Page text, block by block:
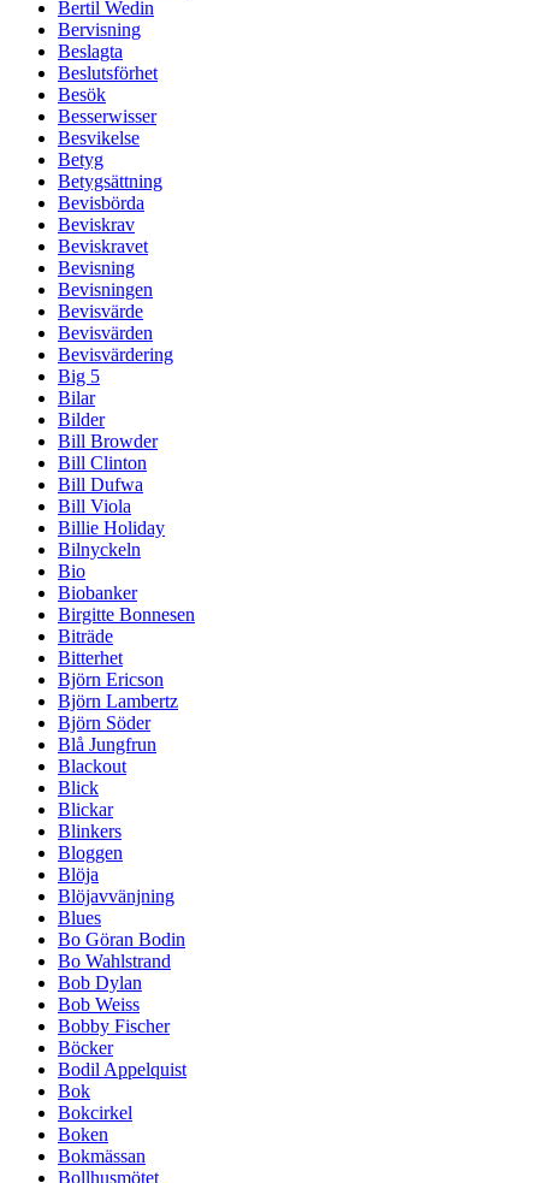
Bertil Wedin
Bervisning
Beslagta
Beslutsförhet
Besök
Besserwisser
Besvikelse
Betyg
Betygsättning
Bevisbörda
Beviskrav
Beviskravet
Bevisning
Bevisningen
Bevisvärde
Bevisvärden
Bevisvärdering
Big 5
Bilar
Bilder
Bill Browder
Bill Clinton
Bill Dufwa
Bill Viola
Billie Holiday
Bilnyckeln
Bio
Biobanker
Birgitte Bonnesen
Biträde
Bitterhet
Björn Ericson
Björn Lambertz
Björn Söder
Blå Jungfrun
Blackout
Blick
Blickar
Blinkers
Bloggen
Blöja
Blöjavvänjning
Blues
Bo Göran Bodin
Bo Wahlstrand
Bob Dylan
Bob Weiss
Bobby Fischer
Böcker
Bodil Appelquist
Bok
Bokcirkel
Boken
Bokmässan
Bollhusmötet